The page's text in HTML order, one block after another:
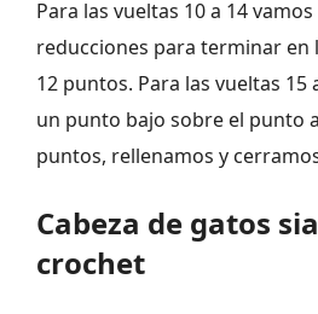
Para las vueltas 10 a 14
reducciones para terminar en
12 puntos. Para las vueltas 15
un punto bajo sobre el punto
puntos, rellenamos y
Cabeza de gatos
crochet